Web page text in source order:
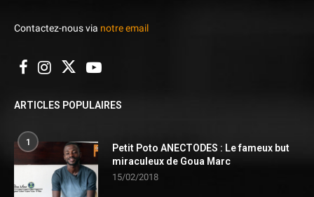
Contactez-nous via notre email
ARTICLES POPULAIRES
1
Petit Poto ANECTODES : Le fameux but
miraculeux de Goua Marc
15/02/2018